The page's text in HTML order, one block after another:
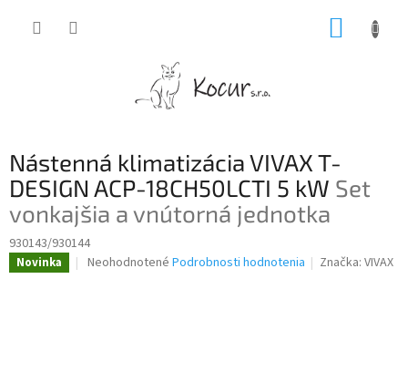
Nástenná klimatizácia VIVAX T-
DESIGN ACP-18CH50LCTI 5 kW Set
vonkajšia a vnútorná jednotka
930143/930144
Novinka
Priemerné
Neohodnotené Podrobnosti hodnotenia Značka:VIVAX